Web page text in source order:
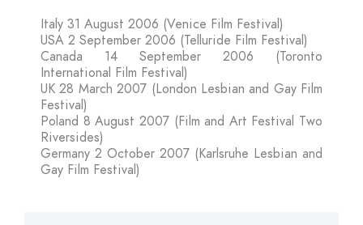
Italy 31 August 2006 (Venice Film Festival)
USA 2 September 2006 (Telluride Film Festival)
Canada 14 September 2006 (Toronto
International Film Festival)
UK 28 March 2007 (London Lesbian and Gay Film
Festival)
Poland 8 August 2007 (Film and Art Festival Two
Riversides)
Germany 2 October 2007 (Karlsruhe Lesbian and
Gay Film Festival)